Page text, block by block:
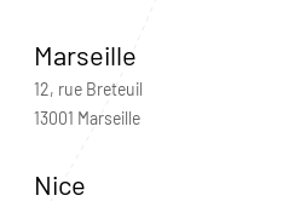
Marseille
12, rue Breteuil
13001 Marseille
Nice